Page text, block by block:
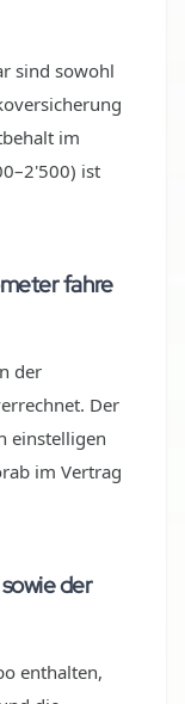
sind sowohl
im
ist
fahre
der
Der
einstelligen
im Vertrag
der
enthalten,